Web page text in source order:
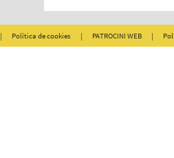
| Política de cookies | PATROCINI WEB |